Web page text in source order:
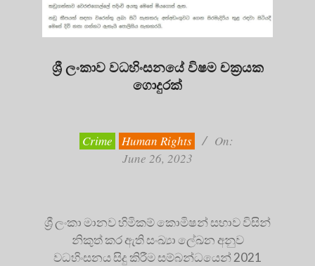
ශ්‍රී ලංකාව වධහිංසනයේ විෂම චක්‍රයක
ගොදුරක්
Crime Human Rights
On:
June 26, 2023
ශ්‍රී ලංකා මානව හිමිකම් කොමිෂන් සභාව විසින්
නිකුත් කර ඇති සංඛ්‍යා ලේඛන අනුව
වධහිංසනය සිදු කිරීම සම්බන්ධයෙන් 2021